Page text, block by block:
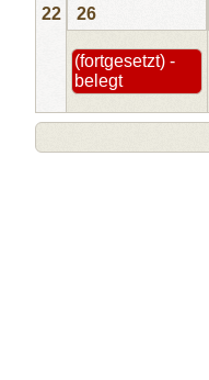
22 26
(fortgesetzt) -
belegt